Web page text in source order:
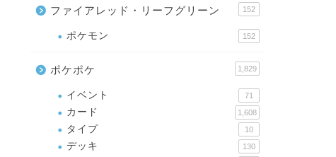
ファイアレッド・リーフグリーン 152
ポケモン 152
ポケポケ 1,829
イベント 71
カード 1,608
タイプ 10
デッキ 130